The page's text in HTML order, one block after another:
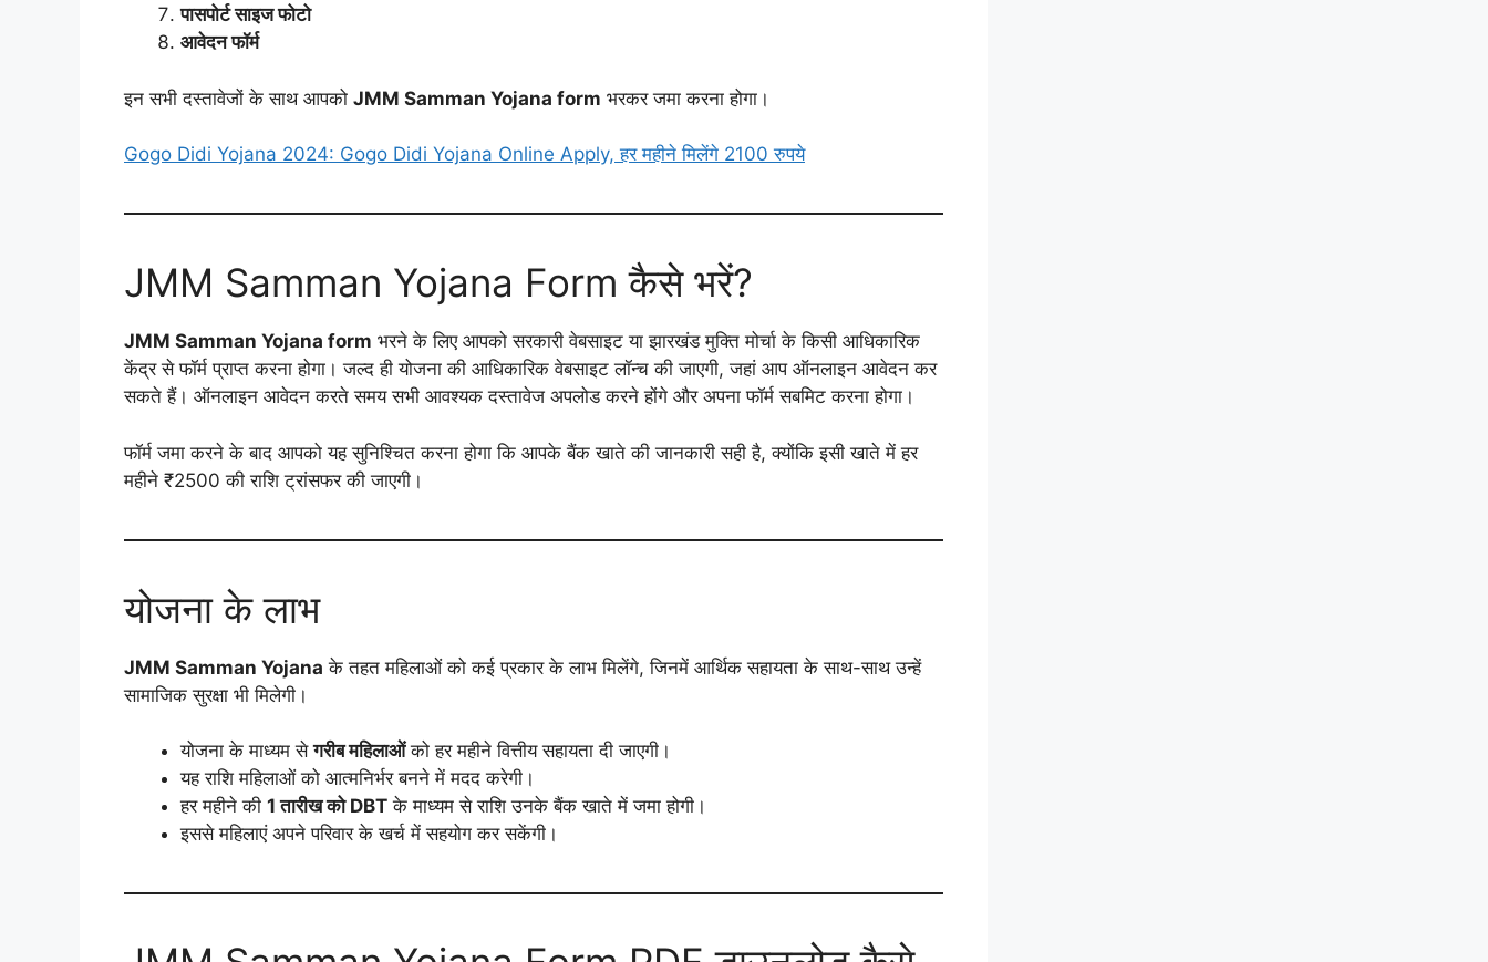
पासपोर्ट साइज फोटो
आवेदन फॉर्म
इन सभी दस्तावेजों के साथ आपको JMM Samman Yojana form भरकर जमा करना होगा।
Gogo Didi Yojana 2024: Gogo Didi Yojana Online Apply, हर महीने मिलेंगे 2100 रुपये
JMM Samman Yojana Form कैसे भरें?
JMM Samman Yojana form भरने के लिए आपको सरकारी वेबसाइट या झारखंड मुक्ति मोर्चा के किसी आधिकारिक
केंद्र से फॉर्म प्राप्त करना होगा। जल्द ही योजना की आधिकारिक वेबसाइट लॉन्च की जाएगी, जहां आप ऑनलाइन आवेदन कर
सकते हैं। ऑनलाइन आवेदन करते समय सभी आवश्यक दस्तावेज अपलोड करने होंगे और अपना फॉर्म सबमिट करना होगा।
फॉर्म जमा करने के बाद आपको यह सुनिश्चित करना होगा कि आपके बैंक खाते की जानकारी सही है, क्योंकि इसी खाते में हर
महीने ₹2500 की राशि ट्रांसफर की जाएगी।
योजना के लाभ
JMM Samman Yojana के तहत महिलाओं को कई प्रकार के लाभ मिलेंगे, जिनमें आर्थिक सहायता के साथ-साथ उन्हें
सामाजिक सुरक्षा भी मिलेगी।
योजना के माध्यम सेगरीब महिलाओंको हर महीने वित्तीय सहायता दी जाएगी।
यह राशि महिलाओं को आत्मनिर्भर बनने में मदद करेगी।
हर महीने की 1 तारीख को DBT के माध्यम से राशि उनके बैंक खाते में जमा होगी।
इससे महिलाएं अपने परिवार के खर्च में सहयोग कर सकेंगी।